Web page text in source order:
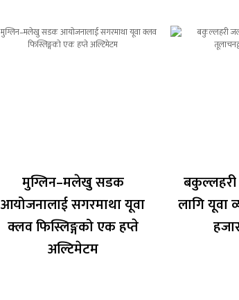
मुग्लिन–मलेखु सडक
आयोजनालाई सगरमाथा यूवा
क्लव फिस्लिङ्गको एक हप्ते
अल्टिमेटम
लागि यूवा